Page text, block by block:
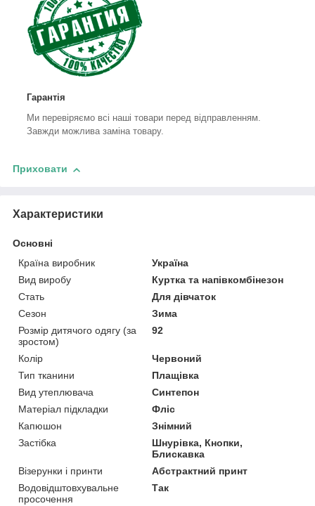
Гарантія
Ми перевіряємо всі наші товари перед відправленням.
Завжди можлива заміна товару.
Приховати
Характеристики
Основні
Країна виробник
Україна
Вид виробу
Куртка та напівкомбінезон
Стать
Для дівчаток
Сезон
Зима
Розмір дитячого одягу (за
зростом)
92
Колір
Червоний
Тип тканини
Плащівка
Вид утеплювача
Синтепон
Матеріал підкладки
Фліс
Капюшон
Знімний
Застібка
Шнурівка, Кнопки,
Блискавка
Візерунки і принти
Абстрактний принт
Водовідштовхувальне
просочення
Так